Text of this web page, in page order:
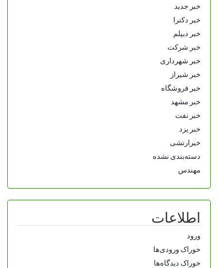
خبر جدید
خبر دکترا
خبر دیپلم
خبر شرکت
خبر شهرداری
خبر شیراز
خبر فروشگاه
خبر مشهد
خبر نفت
خبر یزد
خبرارتشی
دسته‌بندی نشده
مهندس
اطلاعات
ورود
خوراک ورودی‌ها
خوراک دیدگاه‌ها